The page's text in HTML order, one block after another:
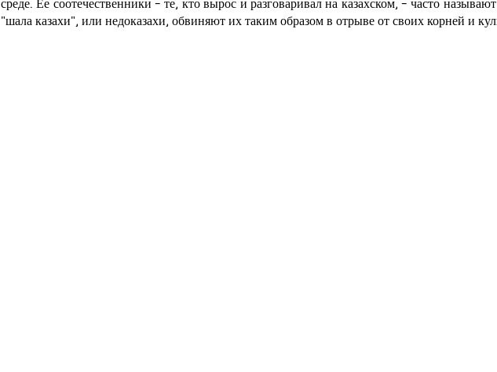
"шала казахи", или недоказахи, обвиняют их таким образом в отрыве от своих корней и